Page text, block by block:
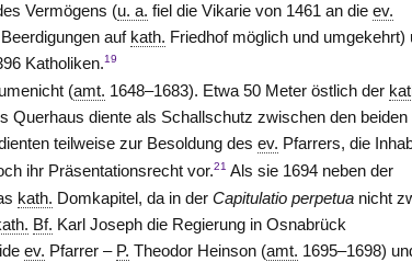
Vermögens (u. a. fiel die Vikarie von 1461 an dieev.
Beerdigungen auf kath. Friedhof möglich und umgekehrt)
Katholiken.19
(amt. 1648–1683). Etwa 50 Meter östlich der
Querhaus diente als Schallschutz zwischen den beiden
teilweise zur Besoldung desev. Pfarrers, die
ihr Präsentationsrecht vor.21 Als sie 1694 neben der
kath. Domkapitel, da in derCapitulatio perpetua nicht
Bf. Karl Joseph die Regierung in Osnabrück
ev. Pfarrer – P. Theodor Heinson (amt. 1695–1698)